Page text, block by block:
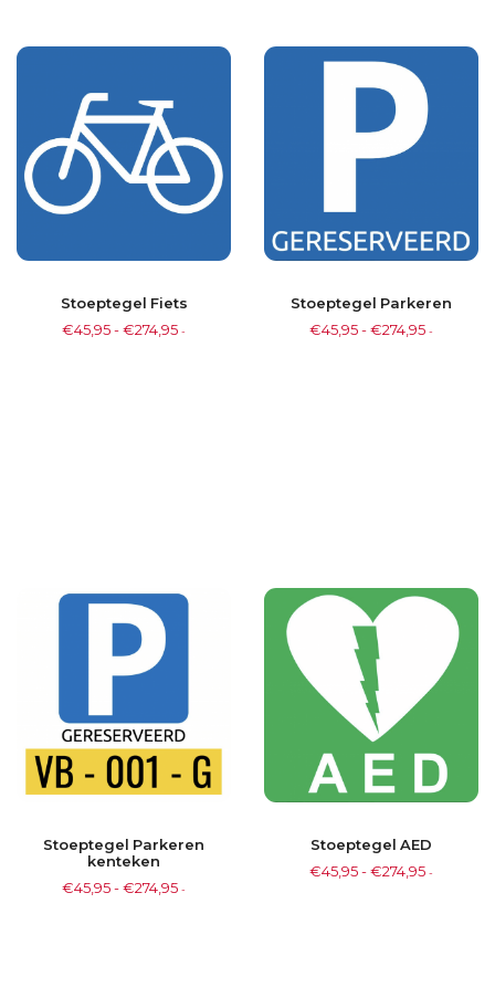
Stoeptegel Fiets
€45,95-€274,95 -
Stoeptegel Parkeren
€45,95-€274,95 -
Stoeptegel Parkeren
kenteken
€45,95-€274,95 -
Stoeptegel AED
€45,95-€274,95 -